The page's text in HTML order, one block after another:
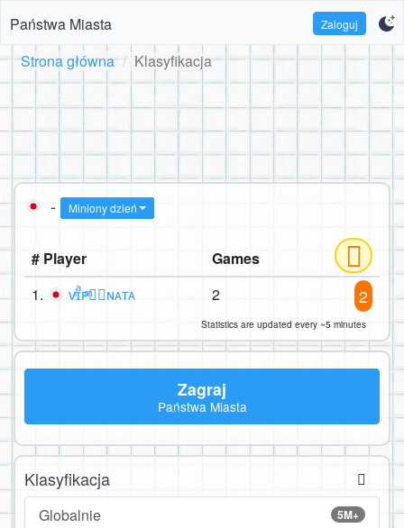
Państwa Miasta Zaloguj
Strona główna Klasyfikacja
- Miniony dzień
# Player
Games
1.
ᴠͥɪͣᴘͫ✮⃝ɴᴀᴛᴀ 2 2
Statistics are updated every ~5 minutes
Zagraj
Państwa Miasta
Klasyfikacja
5M+
Globalnie